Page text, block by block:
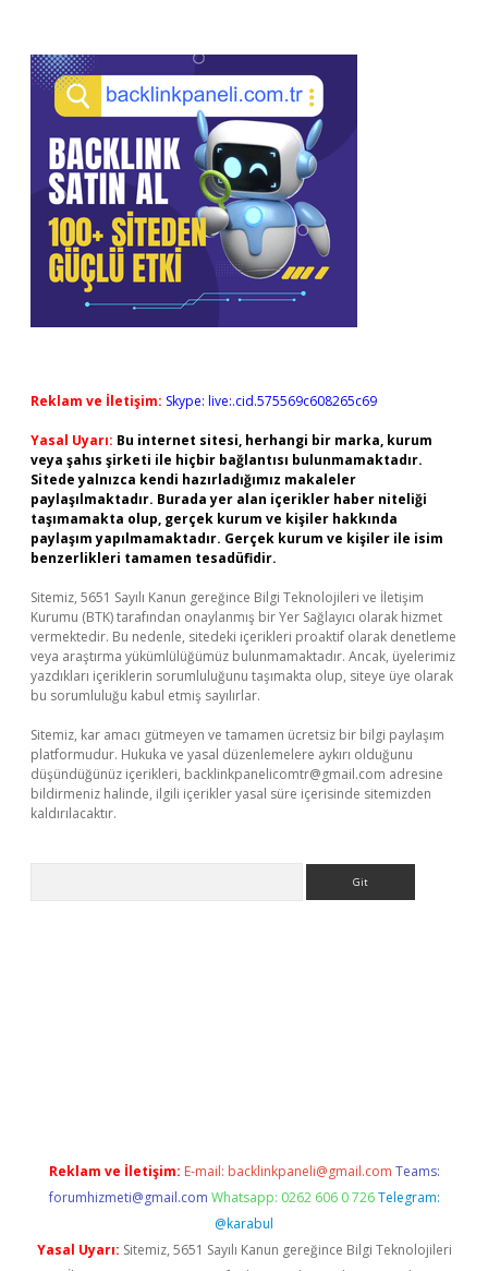
Reklam ve İletişim: Skype: live:.cid.575569c608265c69
Yasal Uyarı: Bu internet sitesi, herhangi bir marka, kurum
veya şahıs şirketi ile hiçbir bağlantısı bulunmamaktadır.
Sitede yalnızca kendi hazırladığımız makaleler
paylaşılmaktadır. Burada yer alan içerikler haber niteliği
taşımamakta olup, gerçek kurum ve kişiler hakkında
paylaşım yapılmamaktadır. Gerçek kurum ve kişiler ile isim
benzerlikleri tamamen tesadüfidir.
Sitemiz, 5651 Sayılı Kanun gereğince Bilgi Teknolojileri ve İletişim
Kurumu (BTK) tarafından onaylanmış bir Yer Sağlayıcı olarak hizmet
vermektedir. Bu nedenle, sitedeki içerikleri proaktif olarak denetleme
veya araştırma yükümlülüğümüz bulunmamaktadır. Ancak, üyelerimiz
yazdıkları içeriklerin sorumluluğunu taşımakta olup, siteye üye olarak
bu sorumluluğu kabul etmiş sayılırlar.
Sitemiz, kar amacı gütmeyen ve tamamen ücretsiz bir bilgi paylaşım
platformudur. Hukuka ve yasal düzenlemelere aykırı olduğunu
düşündüğünüz içerikleri, backlinkpanelicomtr@gmail.com adresine
bildirmeniz halinde, ilgili içerikler yasal süre içerisinde sitemizden
kaldırılacaktır.
Reklam ve İletişim: E-mail: backlinkpaneli@gmail.com Teams:
forumhizmeti@gmail.com Whatsapp: 0262 606 0 726 Telegram:
@karabul
Yasal Uyarı: Sitemiz, 5651 Sayılı Kanun gereğince Bilgi Teknolojileri